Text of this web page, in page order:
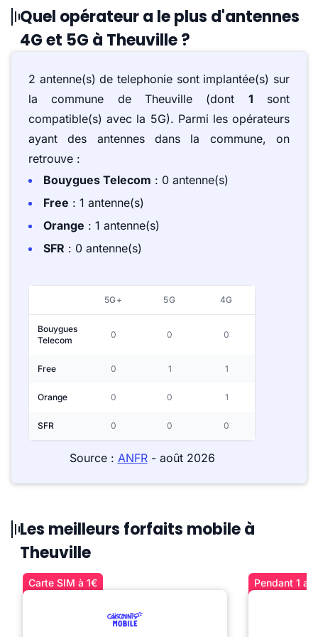
Quel opérateur a le plus d'antennes
4G et 5G à Theuville ?
2 antenne(s) de telephonie sont implantée(s) sur
la commune de Theuville (dont 1 sont
compatible(s) avec la 5G). Parmi les opérateurs
ayant des antennes dans la commune, on
retrouve :
Bouygues Telecom : 0 antenne(s)
Free : 1 antenne(s)
Orange : 1 antenne(s)
SFR : 0 antenne(s)
5G+ 5G 4G
Bouygues
Telecom
0 0 0
Free 0 1 1
Orange 0 0 1
SFR 0 0 0
Source : ANFR- août 2026
Les meilleurs forfaits mobile à
Theuville
Carte SIM à 1€ Pendant 1